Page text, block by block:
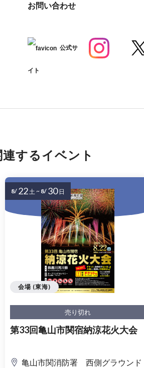
お問い合わせ
公式サ
イト
するイベント
売り切れ
第33回亀山市関宿納涼花火大会
亀山市関消防署 西側グラウンド
会場 (東海)
8/ 22土~ 8/ 30 日